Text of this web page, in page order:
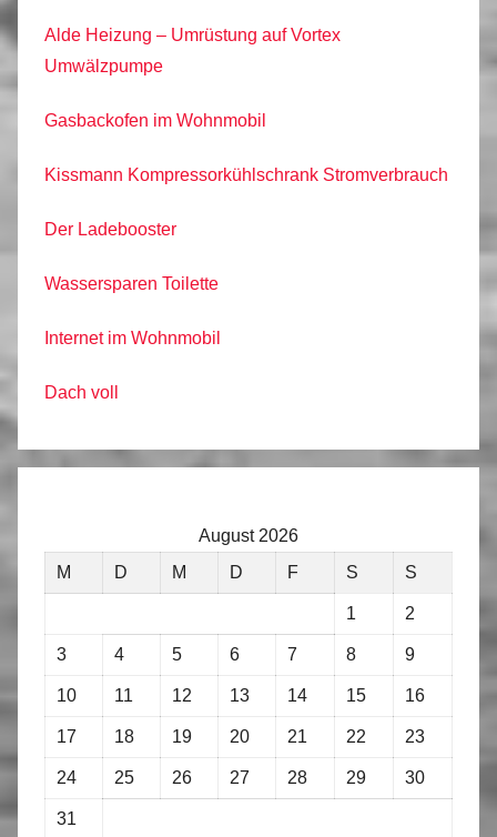
Alde Heizung – Umrüstung auf Vortex
Umwälzpumpe
Gasbackofen im Wohnmobil
Kissmann Kompressorkühlschrank Stromverbrauch
Der Ladebooster
Wassersparen Toilette
Internet im Wohnmobil
Dach voll
August 2026
M
D M D F S S
1 2
3 4 5 6 7 8 9
10 11 12 13 14 15 16
17 18 19 20 21 22 23
24 25 26 27 28 29 30
31